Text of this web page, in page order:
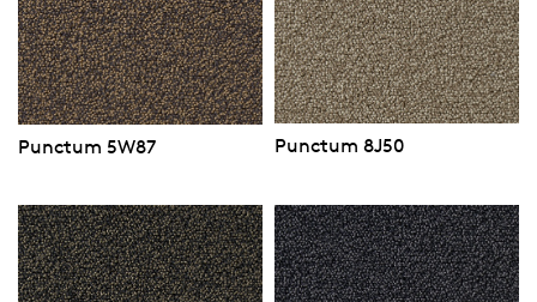
Punctum 5W87 Punctum 8J50